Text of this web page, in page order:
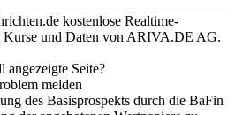
kostenlose Realtime-
Kurse und Daten von ARIVA.DE AG.
angezeigte Seite?
melden
des Basisprospekts durch die BaFin